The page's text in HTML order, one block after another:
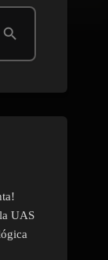
search
UAS